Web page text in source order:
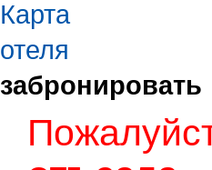
забронировать